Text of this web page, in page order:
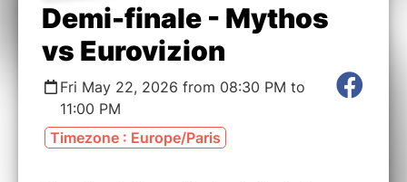
Demi-finale - Mythos
vs Eurovizion
Fri May 22, 2026 from 08:30 PM to
11:00 PM
Timezone : Europe/Paris